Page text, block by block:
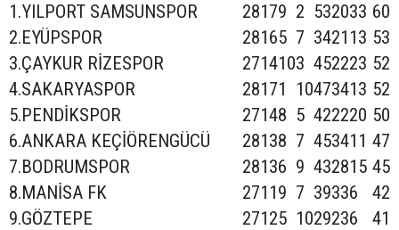
1.YILPORT SAMSUNSPOR
28179 2 532033 60
2.EYÜPSPOR
28165 7 3421 13 53
3.ÇAYKUR RİZESPOR
2714103 452223 52
4.SAKARYASPOR
28171 10473413 52
5.PENDİKSPOR
27148 5 422220 50
6.ANKARA KEÇİÖRENGÜCÜ
28138 7 453411 47
7.BODRUMSPOR
28136 9 432815 45
8.MANİSA FK
27119 7 39336
42
9.GÖZTEPE
27125 1029236
41